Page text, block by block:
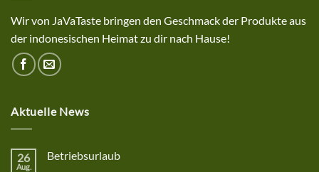
Wir von JaVaTaste bringen den Geschmack der Produkte aus
der indonesischen Heimat zu dir nach Hause!
Aktuelle News
26
Aug.
Betriebsurlaub